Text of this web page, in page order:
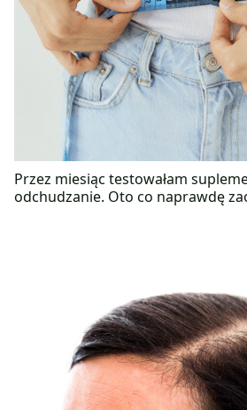
Przez miesiąc testowałam
odchudzanie. Oto co naprawdę